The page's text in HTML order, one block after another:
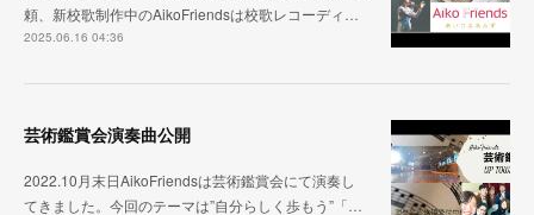
頼、新校歌制作中のAikoFriendsは校歌レコーディ…
2025.06.16 04:36
芸術鑑賞会演奏曲公開
2022.10月末日AikoFriendsは芸術鑑賞会にて演奏し
てきました。今回のテーマは”自分らしく歩もう”「…